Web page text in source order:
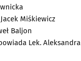
Miśkiewicz
Baljon
Lek. Aleksandra